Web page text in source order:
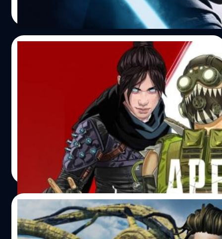
Apex Legends Mobile จะเปิดให้เล่นอย่างทาง
เป็นทางการในเดือนพฤษภาคมนี้
Apex Legends ชื่อนี้คงไม่มีใครไม่รู้จัก เกมแนว Battle
Royale ที่โด่งดัง ด้วยความสำเร็จทำให้เกิดการต่อยอดขยาย
ฐานผู้เล่นให้กว้างมากยิ่งขึ้น Apex Legends Mobile กำลังจะ
มาเปิดให้เล่นอย่างเป็นทางการแล้ว
จีรนาถ เรืองทรัพย์| 1558 days ago
Apex Legends เวอร์ชัน PS5 และ Xbox